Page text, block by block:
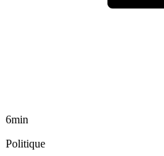
6min
Politique